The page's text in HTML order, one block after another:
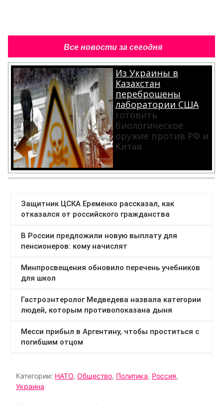
Все новости за сегодня
Из Украины в
Казахстан
переброшены
лаборатории США
готовить
биологическое
оружие против РФ и
Китая
Категории: НАТО, Общество, Политика, Россия,
Украина